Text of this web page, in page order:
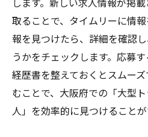
取ることで、タイムリーに情
報を見つけたら、詳細を確認
うかをチェックします。応募
経歴書を整えておくとスムー
むことで、大阪府での「大型
人」を効率的に見つけることが